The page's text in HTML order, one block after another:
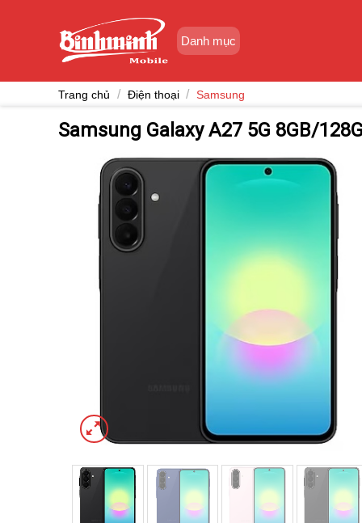
Danh mục
Trang chủ / Điện thoại / Samsung
Samsung Galaxy A27 5G 8GB/